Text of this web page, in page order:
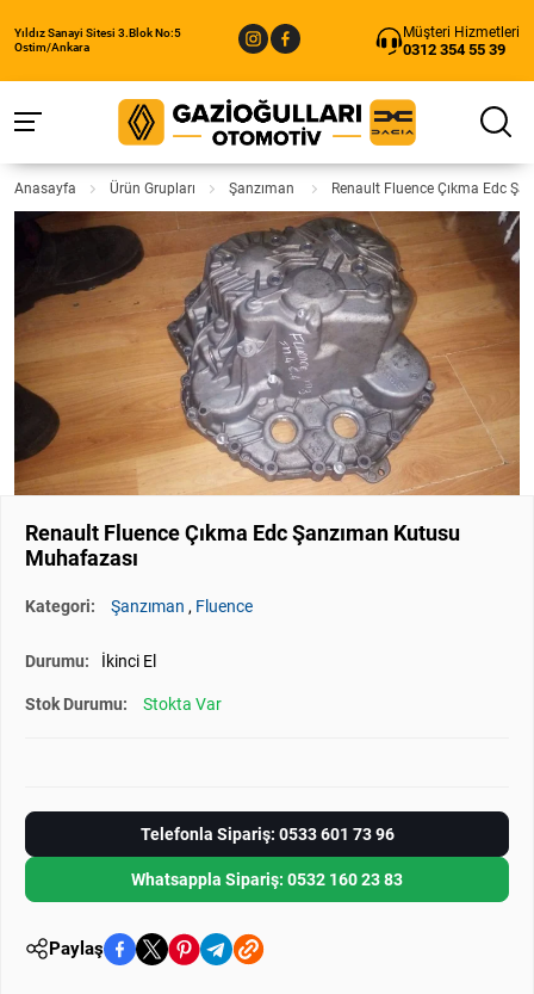
Yıldız Sanayi Sitesi 3.Blok No:5
Ostim/Ankara
Müşteri Hizmetleri
0312 354 55 39
Anasayfa Ürün Grupları Şanzıman Renault Fluence Çıkma Edc
Renault Fluence Çıkma Edc Şanzıman Kutusu
Muhafazası
Kategori: Şanzıman , Fluence
Durumu: İkinci El
Stok Durumu: Stokta Var
Telefonla Sipariş: 0533 601 73 96
Whatsappla Sipariş: 0532 160 23 83
Paylaş